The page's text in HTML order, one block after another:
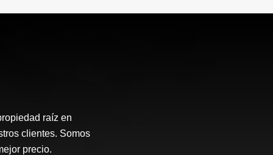
raíz en
clientes. Somos
precio.